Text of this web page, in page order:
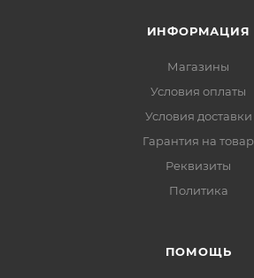
ИНФОРМАЦИЯ
Магазины
Условия оплаты
Условия доставки
Гарантия на товар
Реквизиты
Политика
ПОМОЩЬ